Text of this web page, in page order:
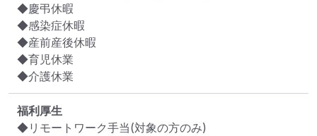
◆慶弔休暇
◆感染症休暇
◆産前産後休暇
◆育児休業
◆介護休業
福利厚生
◆リモートワーク手当(対象の方のみ)